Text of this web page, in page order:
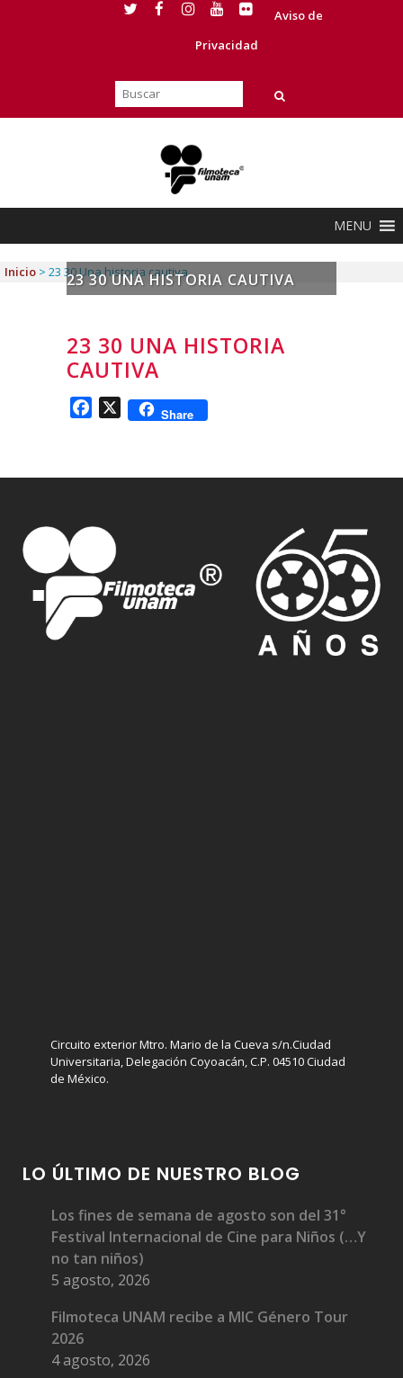
Aviso de
Privacidad
MENU
23 30 UNA HISTORIA CAUTIVA
Inicio > 23 30 Una historia cautiva
23 30 UNA HISTORIA
CAUTIVA
Facebook
X Share
Circuito exterior Mtro. Mario de la Cueva s/n.Ciudad
Universitaria, Delegación Coyoacán, C.P. 04510 Ciudad
de México.
LO ÚLTIMO DE NUESTRO BLOG
Los fines de semana de agosto son del 31°
Festival Internacional de Cine para Niños (…Y
no tan niños)
5 agosto, 2026
Filmoteca UNAM recibe a MIC Género Tour
2026
4 agosto, 2026